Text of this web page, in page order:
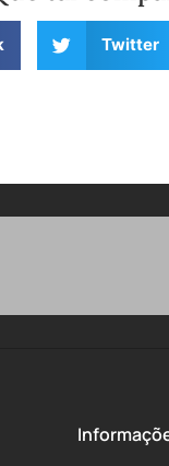
Twitter